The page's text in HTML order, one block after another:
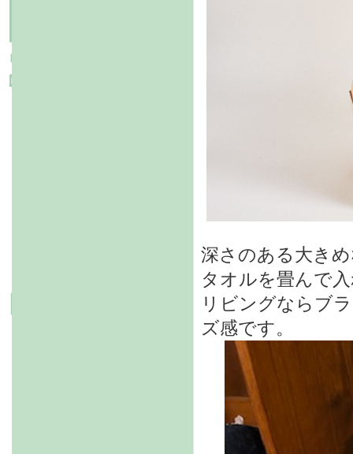
深さのある大き
タオルを畳んで
リビングならブ
ズ感です。